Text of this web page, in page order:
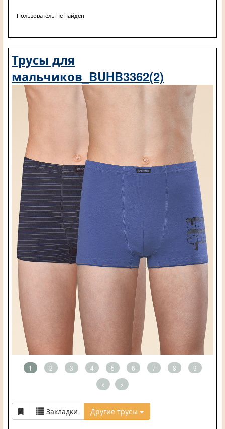
Пользователь не найден
Трусы для
мальчиков_BUHB3362(2)
1 2 3 4 5 6 7 8 9
< >
Закладки Другие трусы